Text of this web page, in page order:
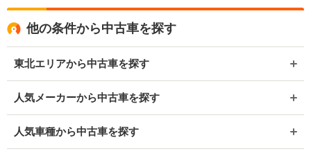
他の条件から中古車を探す
東北エリアから中古車を探す
人気メーカーから中古車を探す
人気車種から中古車を探す